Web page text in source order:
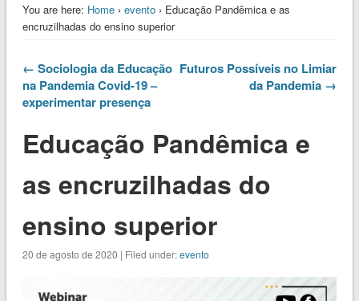
You are here: Home› evento› Educação Pandêmica e as
encruzilhadas do ensino superior
← Sociologia da Educação
na Pandemia Covid-19 –
experimentar presença
Futuros Possíveis no Limiar
da Pandemia →
Educação Pandêmica e
as encruzilhadas do
ensino superior
20 de agosto de 2020 | Filed under:evento